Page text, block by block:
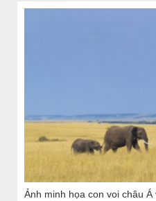
Ảnh minh họa con voi châu